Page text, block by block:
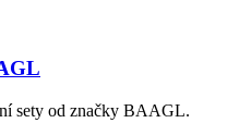
sety od značky BAAGL.